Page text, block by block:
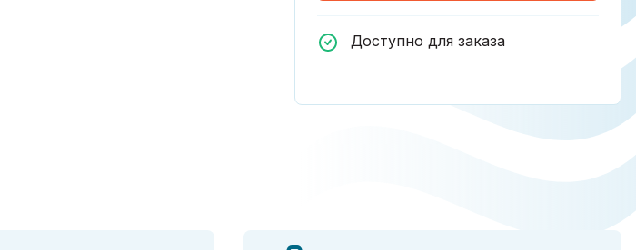
Доступно для заказа